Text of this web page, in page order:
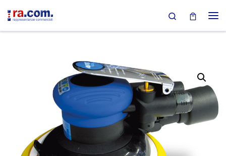
Passa al contenuto Search